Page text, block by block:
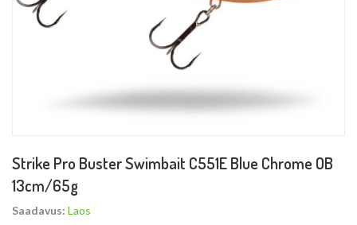
to
the
beginning
Strike Pro Buster Swimbait C551E Blue Chrome OB
13cm/65g
Saadavus: Laos